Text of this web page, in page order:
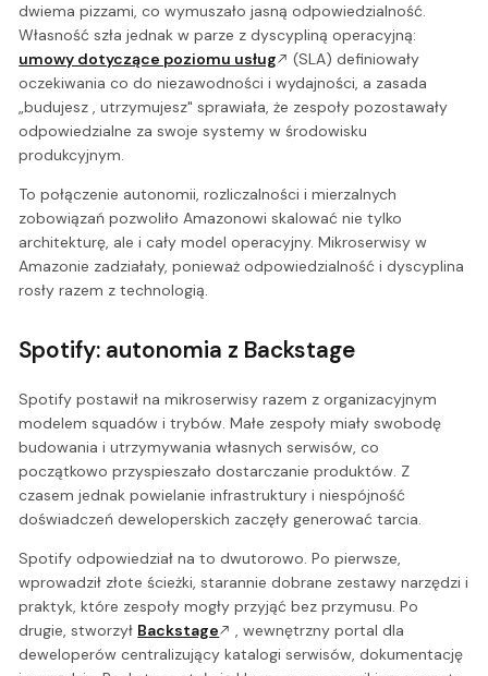
dwiema pizzami, co wymuszało jasną odpowiedzialność.
Własność szła jednak w parze z dyscypliną operacyjną:
umowy dotyczące poziomu usług
(SLA) definiowały
oczekiwania co do niezawodności i wydajności, a zasada
„budujesz , utrzymujesz" sprawiała, że zespoły pozostawały
odpowiedzialne za swoje systemy w środowisku
produkcyjnym.
To połączenie autonomii, rozliczalności i mierzalnych
zobowiązań pozwoliło Amazonowi skalować nie tylko
architekturę, ale i cały model operacyjny. Mikroserwisy w
Amazonie zadziałały, ponieważ odpowiedzialność i dyscyplina
rosły razem z technologią.
Spotify: autonomia z Backstage
Spotify postawił na mikroserwisy razem z organizacyjnym
modelem squadów i trybów. Małe zespoły miały swobodę
budowania i utrzymywania własnych serwisów, co
początkowo przyspieszało dostarczanie produktów. Z
czasem jednak powielanie infrastruktury i niespójność
doświadczeń deweloperskich zaczęły generować tarcia.
Spotify odpowiedział na to dwutorowo. Po pierwsze,
wprowadził złote ścieżki, starannie dobrane zestawy narzędzi i
praktyk, które zespoły mogły przyjąć bez przymusu. Po
drugie, stworzył Backstage
, wewnętrzny portal dla
deweloperów centralizujący katalogi serwisów, dokumentację